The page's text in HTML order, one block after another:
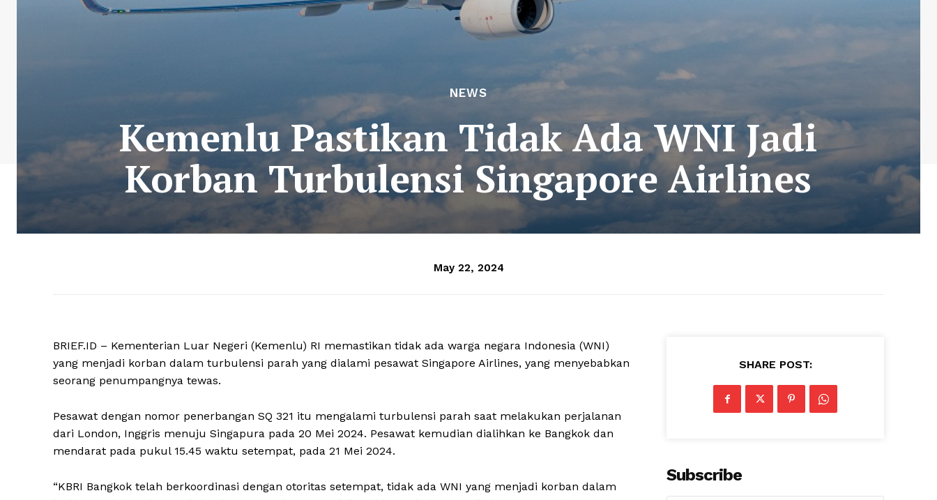
NEWS
Kemenlu Pastikan Tidak Ada WNI Jadi
Korban Turbulensi Singapore Airlines
May 22, 2024
BRIEF.ID – Kementerian Luar Negeri (Kemenlu) RI memastikan tidak ada warga negara Indonesia (WNI)
yang menjadi korban dalam turbulensi parah yang dialami pesawat Singapore Airlines, yang menyebabkan
seorang penumpangnya tewas.
Pesawat dengan nomor penerbangan SQ 321 itu mengalami turbulensi parah saat melakukan perjalanan
dari London, Inggris menuju Singapura pada 20 Mei 2024. Pesawat kemudian dialihkan ke Bangkok dan
mendarat pada pukul 15.45 waktu setempat, pada 21 Mei 2024.
“KBRI Bangkok telah berkoordinasi dengan otoritas setempat, tidak ada WNI yang menjadi korban dalam
SHARE POST:
Subscribe